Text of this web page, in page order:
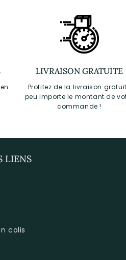
LIVRAISON GRATUITE
Profitez de la livraison
peu importe le montant de
commande !
LIENS
colis